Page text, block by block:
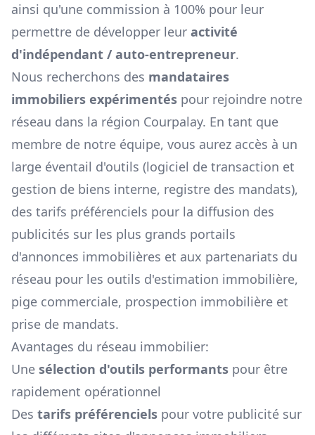
ainsi qu'une commission à 100% pour leur
permettre de développer leur activité
d'indépendant / auto-entrepreneur.
Nous recherchons des mandataires
immobiliers expérimentés pour rejoindre notre
réseau dans la région Courpalay. En tant que
membre de notre équipe, vous aurez accès à un
large éventail d'outils (logiciel de transaction et
gestion de biens interne, registre des mandats),
des tarifs préférenciels pour la diffusion des
publicités sur les plus grands portails
d'annonces immobilières et aux partenariats du
réseau pour les outils d'estimation immobilière,
pige commerciale, prospection immobilière et
prise de mandats.
Avantages du réseau immobilier:
Une sélection d'outils performants pour être
rapidement opérationnel
Des tarifs préférenciels pour votre publicité sur